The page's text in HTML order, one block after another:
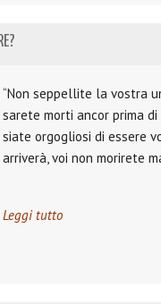
“Non seppellite la vostra
sarete morti ancor prima
siate orgogliosi di essere
arriverà, voi non morirete
Leggi tutto